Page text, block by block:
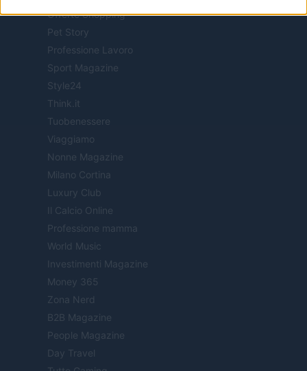
Offerte Shopping
Pet Story
Professione Lavoro
Sport Magazine
Style24
Think.it
Tuobenessere
Viaggiamo
Nonne Magazine
Milano Cortina
Luxury Club
Il Calcio Online
Professione mamma
World Music
Investimenti Magazine
Money 365
Zona Nerd
B2B Magazine
People Magazine
Day Travel